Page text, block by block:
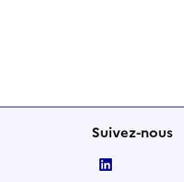
Suivez-nous